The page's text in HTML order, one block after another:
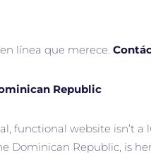
línea que merece.
Republic
functional website isn’t a
Dominican Republic, is